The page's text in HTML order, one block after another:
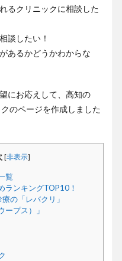
るクリニックに相談した
談したい！
あるかどうかわからな
にお応えして、高知の
のページを作成しました
[非表示]
覧
ランキングTOP10！
の「レバクリ」
プス）」